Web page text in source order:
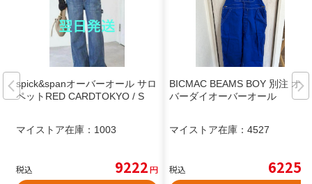
spick&spanオーバーオール サロ
ペットRED CARDTOKYO / S
マイストア在庫： 1003
税込 9222円
BICMAC BEAMS BOY 別注 オー
バーダイオーバーオール
マイストア在庫： 4527
税込 6225